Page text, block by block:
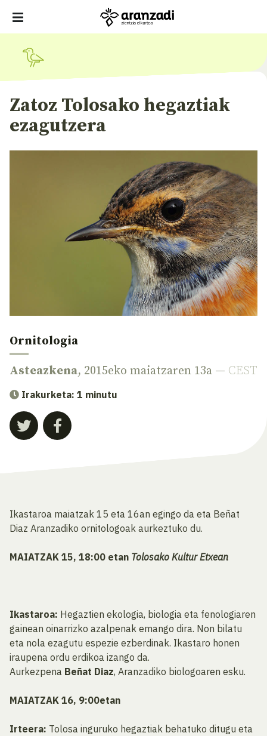
Zatoz Tolosako hegaztiak
ezagutzera
Ornitologia
Asteazkena, 2015eko maiatzaren 13a — CEST
Irakurketa: 1 minutu
Ikastaroa maiatzak 15 eta 16an egingo da eta Beñat
Diaz Aranzadiko ornitologoak aurkeztuko du.
MAIATZAK 15, 18:00 etan Tolosako Kultur Etxean
Ikastaroa: Hegaztien ekologia, biologia eta fenologiaren
gainean oinarrizko azalpenak emango dira. Non bilatu
eta nola ezagutu espezie ezberdinak. Ikastaro honen
iraupena ordu erdikoa izango da.
Aurkezpena Beñat Diaz, Aranzadiko biologoaren esku.
MAIATZAK 16, 9:00etan
Irteera: Tolosa inguruko hegaztiak behatuko ditugu eta